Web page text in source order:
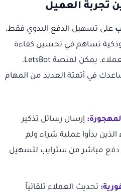
تجربة العميل
على تسهيل الدفع اليدوي فقط،
وذكية تساهم في تحسين كفاءة
العمليات ورفع مستوى رضا العملاء. يمكن لمنصة LetsBot،
في أتمتة العديد من المهام
إرسال رسائل تذكير
بدأوا عملية شراء ولم
دفع مباشر من سترايب لتسهيل
تحديث العملاء تلقائياً